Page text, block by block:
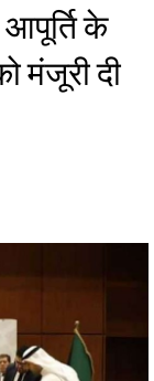
के
मंजूरी दी